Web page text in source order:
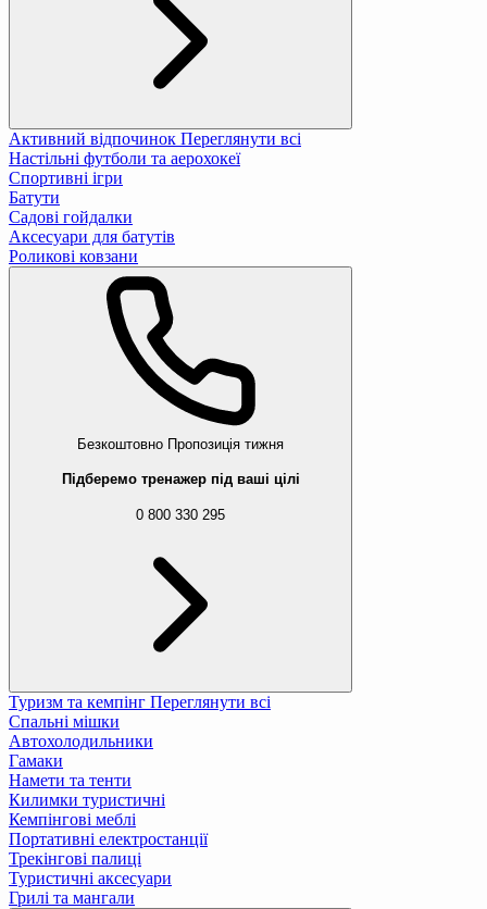
Активний відпочинок Переглянути всі
Настільні футболи та аерохокеї
Спортивні ігри
Батути
Садові гойдалки
Аксесуари для батутів
Роликові ковзани
Безкоштовно Пропозиція тижня
Підберемо тренажер під ваші цілі
0 800 330 295
Туризм та кемпінг Переглянути всі
Спальні мішки
Автохолодильники
Гамаки
Намети та тенти
Килимки туристичні
Кемпінгові меблі
Портативні електростанції
Трекінгові палиці
Туристичні аксесуари
Грилі та мангали